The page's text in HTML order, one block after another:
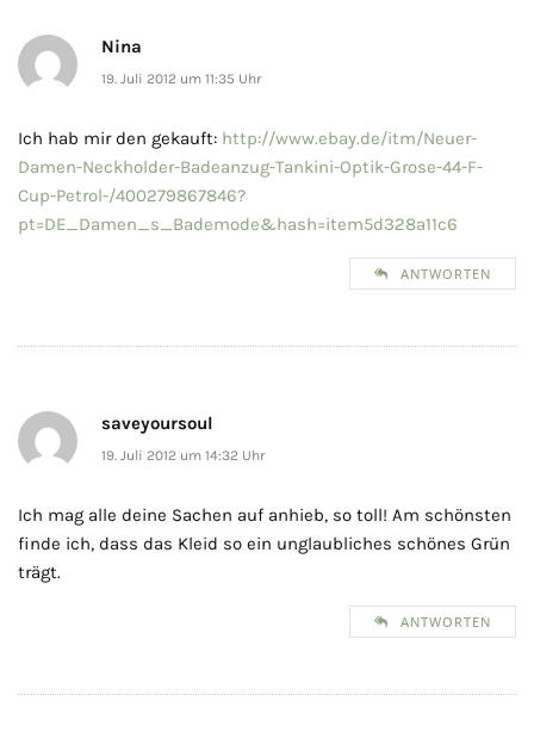
Nina
19. Juli 2012 um 11:35 Uhr
Ich hab mir den gekauft: http://www.ebay.de/itm/Neuer-
Damen-Neckholder-Badeanzug-Tankini-Optik-Grose-44-F-
Cup-Petrol-/400279867846?
pt=DE_Damen_s_Bademode&hash=item5d328a11c6
ANTWORTEN
saveyoursoul
19. Juli 2012 um 14:32 Uhr
Ich mag alle deine Sachen auf anhieb, so toll! Am schönsten
finde ich, dass das Kleid so ein unglaubliches schönes Grün
trägt.
ANTWORTEN